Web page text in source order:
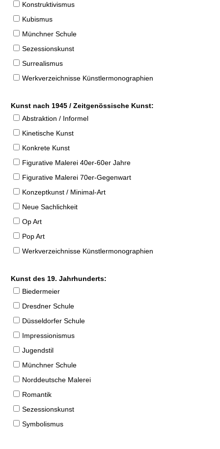
Konstruktivismus
Kubismus
Münchner Schule
Sezessionskunst
Surrealismus
Werkverzeichnisse Künstlermonographien
Kunst nach 1945 / Zeitgenössische Kunst:
Abstraktion / Informel
Kinetische Kunst
Konkrete Kunst
Figurative Malerei 40er-60er Jahre
Figurative Malerei 70er-Gegenwart
Konzeptkunst / Minimal-Art
Neue Sachlichkeit
Op Art
Pop Art
Werkverzeichnisse Künstlermonographien
Kunst des 19. Jahrhunderts:
Biedermeier
Dresdner Schule
Düsseldorfer Schule
Impressionismus
Jugendstil
Münchner Schule
Norddeutsche Malerei
Romantik
Sezessionskunst
Symbolismus